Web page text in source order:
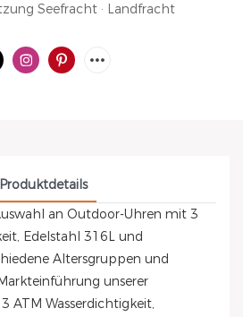
Seefracht · Landfracht
Produktdetails
an Outdoor-Uhren mit 3
Edelstahl 316L und
Altersgruppen und
unserer
ATM Wasserdichtigkeit,